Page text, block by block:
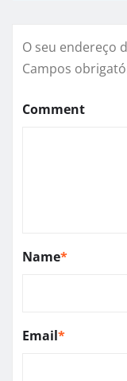
O seu endereço
Campos
Comment
Name*
Email*